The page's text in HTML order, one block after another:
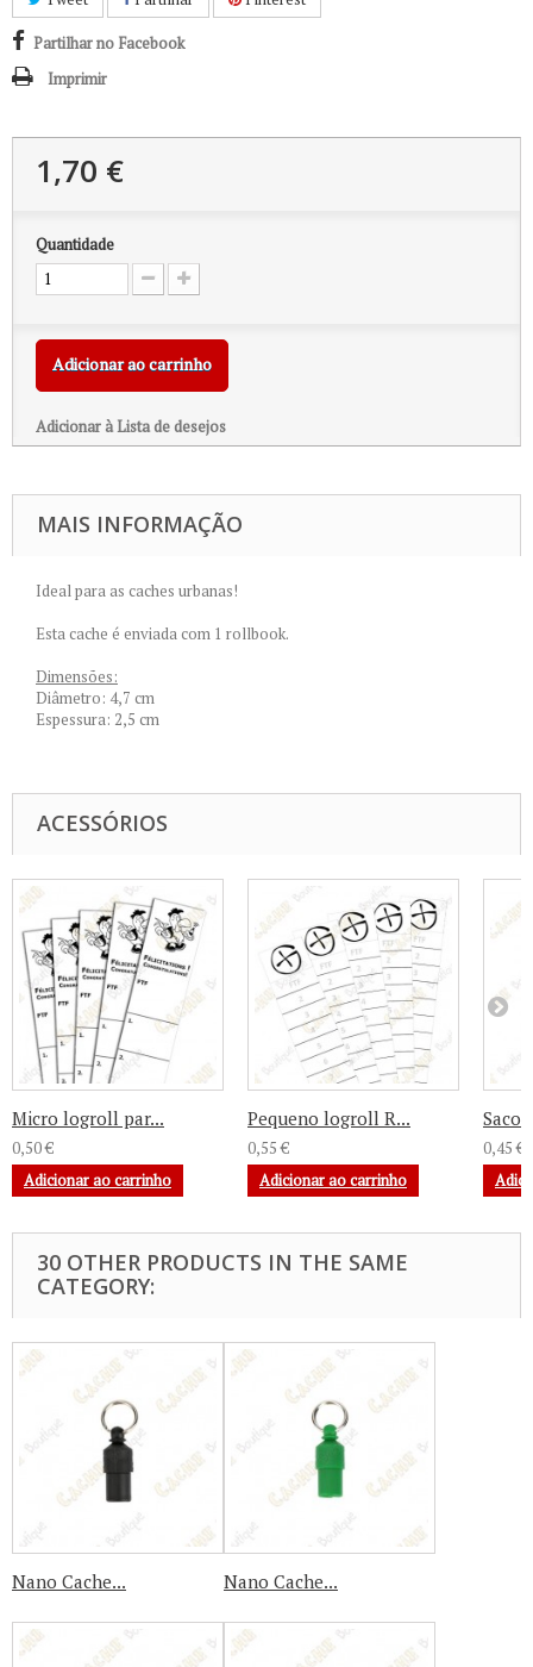
Partilhar no Facebook
Imprimir
1,70 €
Quantidade
Adicionar ao carrinho
Adicionar à Lista de desejos
MAIS INFORMAÇÃO
Ideal para as caches urbanas!
Esta cache é enviada com 1 rollbook.
Dimensões:
Diâmetro: 4,7 cm
Espessura: 2,5 cm
ACESSÓRIOS
Micro logroll par...
0,50 €
Adicionar ao carrinho
Pequeno logroll R...
0,55 €
Adicionar ao carrinho
0,45 €
30 OTHER PRODUCTS IN THE SAME
CATEGORY:
Nano Cache... Nano Cache...